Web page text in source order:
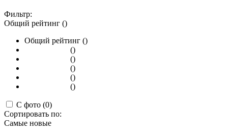
Фильтр:
Общий рейтинг ()
Общий рейтинг ()
()
()
()
()
()
С фото (0)
Сортировать по:
Самые новые